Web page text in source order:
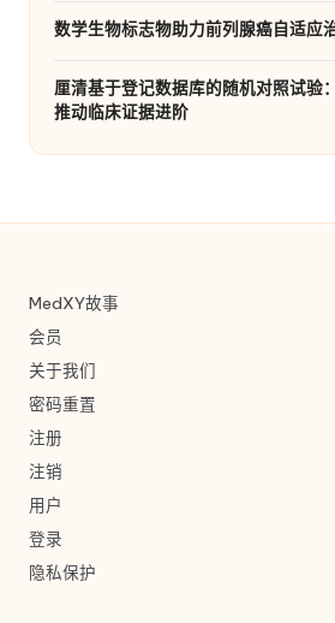
数学生物标志物助力前列腺癌自适应
厘清基于登记数据库的随机对照试验
推动临床证据进阶
MedXY故事
会员
关于我们
密码重置
注册
注销
用户
登录
隐私保护